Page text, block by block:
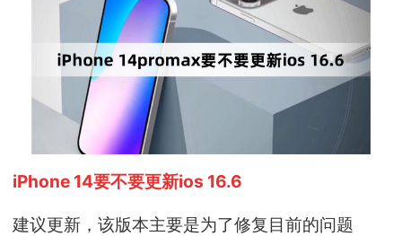
iPhone 14要不要更新ios 16.6
建议更新，该版本主要是为了修复目前的问题